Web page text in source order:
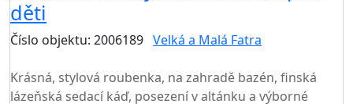
děti
Číslo objektu: 2006189 Velká a Malá Fatra
Krásná, stylová roubenka, na zahradě bazén, finská
lázeňská sedací káď, posezení v altánku a výborné